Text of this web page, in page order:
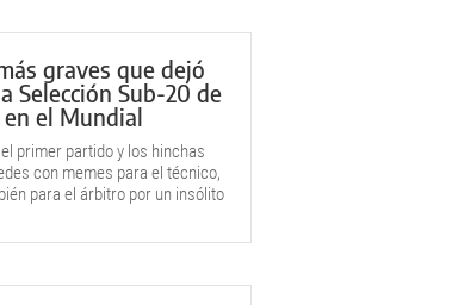
graves que dejó
Selección Sub-20 de
el Mundial
primer partido y los hinchas
con memes para el técnico,
para el árbitro por un insólito